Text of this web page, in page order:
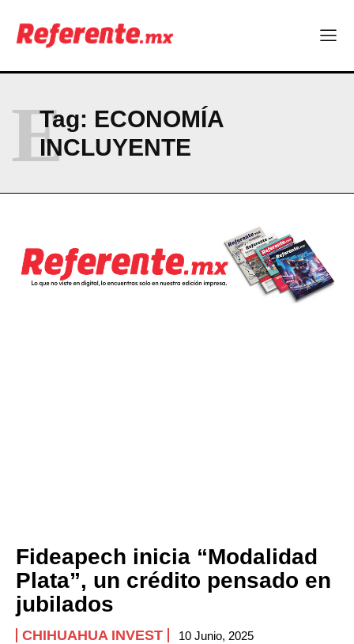
Company
ABOUT
PRIVACY POLICY
NEWSLETTER
Tag: ECONOMÍA
INCLUYENTE
E
Fideapech inicia “Modalidad
Plata”, un crédito pensado en
jubilados
CHIHUAHUA INVEST 10 Junio, 2025